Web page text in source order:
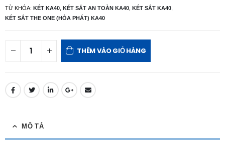
TỪ KHÓA: KÉT KA40 KÉT SẮT AN TOÀN KA40 KÉT SẮT KA40
KÉT SẮT THE ONE (HÒA PHÁT) KA40
THÊM VÀO GIỎ HÀNG
MÔ TẢ